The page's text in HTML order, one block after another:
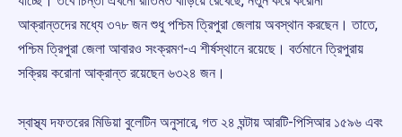
আক্রান্তদের মধ্যে ৩৭৮ জন শুধু পশ্চিম ত্রিপুরা জেলায় অবস্থান করছেন। তাতে,
পশ্চিম ত্রিপুরা জেলা আবারও সংক্রমণ-এ শীর্ষস্থানে রয়েছে। বর্তমানে ত্রিপুরায়
সক্রিয় করোনা আক্রান্ত রয়েছেন ৬৩২৪ জন।
স্বাস্থ্য দফতরের মিডিয়া বুলেটিন অনুসারে, গত ২৪ ঘন্টায় আরটি-পিসিআর ১৫৯৬ এবং